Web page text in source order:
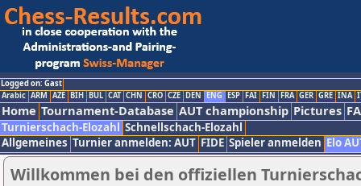
Logged on: Gast
Arabic ARM AZE BIH BUL CAT CHN CRO CZE DEN ENG ESP FAI FIN FRA GER GRE INA
Home Tournament-Database AUT championship Pictures
Turnierschach-Elozahl Schnellschach-Elozahl
Allgemeines Turnier anmelden: AUT FIDE Spieler anmelden Elo
Willkommen bei den offiziellen